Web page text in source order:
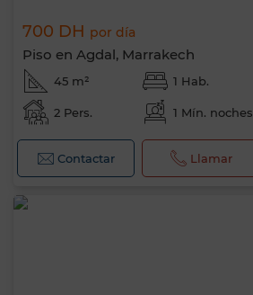
700 DH por día
Piso en Agdal, Marrakech
45 m² 1 Hab.
2 Pers. 1 Mín. noches
Contactar Llamar